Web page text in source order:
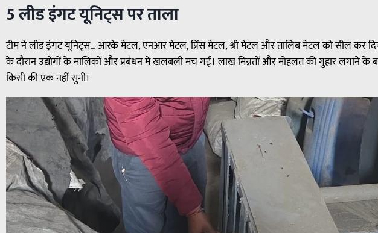
5 लीड इंगट यूनिट्स पर ताला
टीम ने लीड इंगट यूनिट्स… आरके मेटल, एनआर मेटल, प्रिंस मेटल, श्री मेटल और तालिब मेटल को सील कर
के दौरान उद्योगों के मालिकों और प्रबंधन में खलबली मच गई। लाख मिन्नतों और मोहलत की गुहार लगाने के
किसी की एक नहीं सुनी।